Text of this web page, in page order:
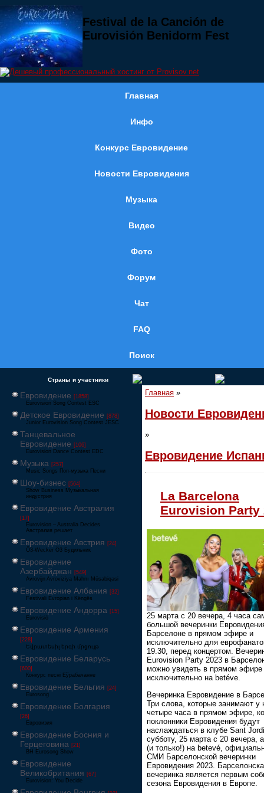
Festival de la Canción de
Eurovisión Benidorm Fest
Главная
Инфо
Конкурс Евровидение
Новости Евровидения
Музыка
Видео
Фото
Форум
Чат
FAQ
Поиск
Страны и участники
Евровидение [1858]
Eurovision Song Contest ESC
Детское Евровидение [878]
Junior Eurovision Song Contest JESC
Танцевальное
Евровидение [106]
Eurovision Dance Contest EDC
Музыка [257]
Music Songs Поп-музыка Песни
Шоу-бизнес [564]
Show Business Музыкальная
индустрия
Евровидение Австралия
[17]
Eurovision – Australia Decides
Австралия решает
Евровидение Австрия [24]
Ö3-Wecker Ö3 Будильник
Евровидение
Азербайджан [549]
Avrovijn Avroviziya Mahnı Müsabiqəsi
Евровидение Албания [32]
Festivali Evropian i Këngës
Евровидение Андорра [15]
Eurovisió
Евровидение Армения
[228]
Եվրատեսիլ երգի մրցույթ
Евровидение Беларусь
[600]
Конкурс песні Еўрабачанне
Евровидение Бельгия [24]
Eurosong
Евровидение Болгария
[26]
Евровизия
Евровидение Босния и
Герцеговина [21]
BH Eurosong Show
Евровидение
Великобритания [67]
Eurovision: You Decide
Главная »
Новости
»
Евровидение
La Barcelona
Eurovision Party
25 марта с 20 вечера, 4 часа
большой вечеринки
Барселоне в прямом эфире и
исключительно для
19.30, перед концертом.
Eurovision Party 2023 в
можно увидеть в прямом эфире
исключительно на betéve.
Вечеринка Евровидение в
Три слова, которые занимают у
четыре часа в прямом эфире,
поклонники Евровидения будут
наслаждаться в клубе Sant
субботу, 25 марта с 20 вечера,
(и только!) на betevé,
СМИ Барселонской вечеринки
Евровидения 2023.
вечеринка является первым
сезона Евровидения в Европе.